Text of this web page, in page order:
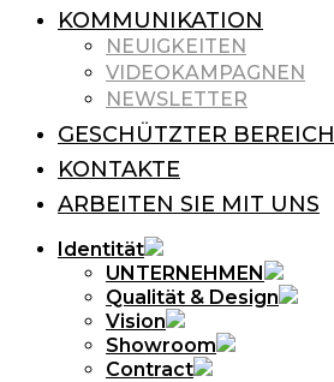
KOMMUNIKATION
NEUIGKEITEN
VIDEOKAMPAGNEN
NEWSLETTER
GESCHÜTZTER BEREICH
KONTAKTE
ARBEITEN SIE MIT UNS
Identität
UNTERNEHMEN
Qualität & Design
Vision
Showroom
Contract